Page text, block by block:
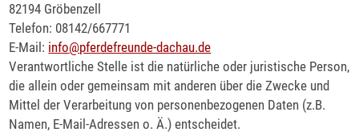
82194 Gröbenzell
Telefon: 08142/667771
E-Mail: info@pferdefreunde-dachau.de
Verantwortliche Stelle ist die natürliche oder juristische Person,
die allein oder gemeinsam mit anderen über die Zwecke und
Mittel der Verarbeitung von personenbezogenen Daten (z.B.
Namen, E-Mail-Adressen o. Ä.) entscheidet.